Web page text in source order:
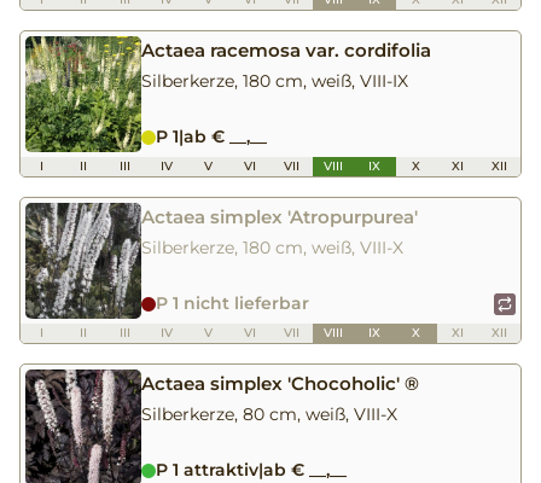
Actaea racemosa var. cordifolia
Silberkerze, 180 cm, weiß, VIII-IX
P 1|ab € __,__
I II III IV V VI VII VIII IX X XI XII
Actaea simplex 'Atropurpurea'
Silberkerze, 180 cm, weiß, VIII-X
P 1 nicht lieferbar
I II III IV V VI VII VIII IX X XI XII
Actaea simplex 'Chocoholic' ®
Silberkerze, 80 cm, weiß, VIII-X
P 1 attraktiv|ab € __,__